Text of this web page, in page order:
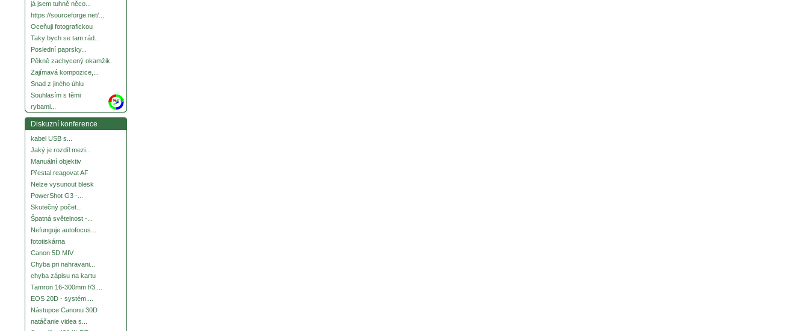
já jsem tuhně něco...
https://sourceforge.net/...
Oceňuji fotografickou
Taky bych se tam rád...
Poslední paprsky...
Pěkně zachycený okamžik.
Zajímavá kompozice,...
Snad z jiného úhlu
Souhlasím s těmi
rybami...
more
Diskuzní konference
kabel USB s...
Jaký je rozdíl mezi...
Manuální objektiv
Přestal reagovat AF
Nelze vysunout blesk
PowerShot G3 -...
Skutečný počet...
Špatná světelnost -...
Nefunguje autofocus...
fototiskárna
Canon 5D MIV
Chyba pri nahravani...
chyba zápisu na kartu
Tamron 16-300mm f/3....
EOS 20D - systém....
Nástupce Canonu 30D
natáčanie videa s...